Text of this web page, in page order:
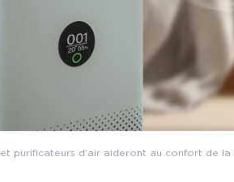
purificateurs d’air aideront au confort de